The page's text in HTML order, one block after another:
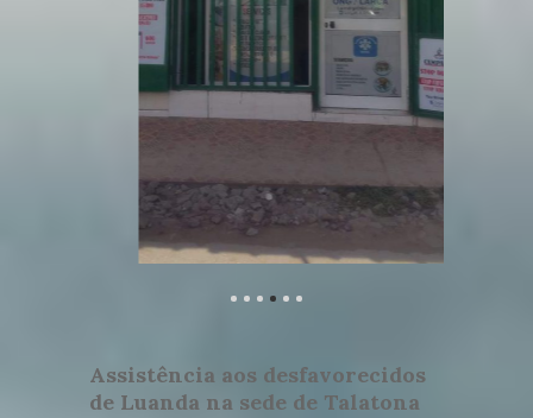
Assistência aos desfavorecidos
de Luanda na sede de Talatona